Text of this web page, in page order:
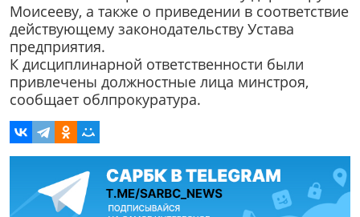
Моисееву, а также о приведении в соответствие
действующему законодательству Устава
предприятия.
К дисциплинарной ответственности были
привлечены должностные лица минстроя,
сообщает облпрокуратура.